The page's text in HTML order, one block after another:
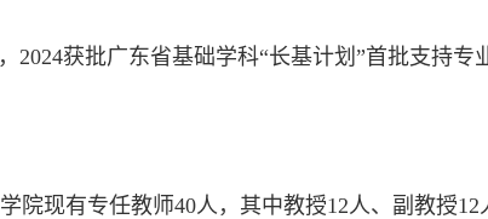
2024获批广东省基础学科“长基计划”首批支持
学院现有专任教师40人，其中教授12人、副教授